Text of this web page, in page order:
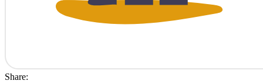
Share: